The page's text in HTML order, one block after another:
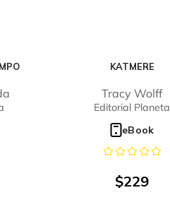
KATMERE
Tracy Wolff
Editorial Planeta
eBook
$229